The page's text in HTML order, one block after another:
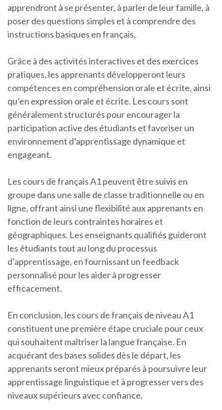
apprendront à se présenter, à parler de leur famille, à
poser des questions simples et à comprendre des
instructions basiques en français.
Grâce à des activités interactives et des exercices
pratiques, les apprenants développeront leurs
compétences en compréhension orale et écrite, ainsi
qu’en expression orale et écrite. Les cours sont
généralement structurés pour encourager la
participation active des étudiants et favoriser un
environnement d’apprentissage dynamique et
engageant.
Les cours de français A1 peuvent être suivis en
groupe dans une salle de classe traditionnelle ou en
ligne, offrant ainsi une flexibilité aux apprenants en
fonction de leurs contraintes horaires et
géographiques. Les enseignants qualifiés guideront
les étudiants tout au long du processus
d’apprentissage, en fournissant un feedback
personnalisé pour les aider à progresser
efficacement.
En conclusion, les cours de français de niveau A1
constituent une première étape cruciale pour ceux
qui souhaitent maîtriser la langue française. En
acquérant des bases solides dès le départ, les
apprenants seront mieux préparés à poursuivre leur
apprentissage linguistique et à progresser vers des
niveaux supérieurs avec confiance.